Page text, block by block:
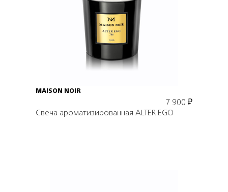
Подробнее
В корзину
MAISON NOIR
7 900 ₽
Свеча ароматизированная ALTER EGO